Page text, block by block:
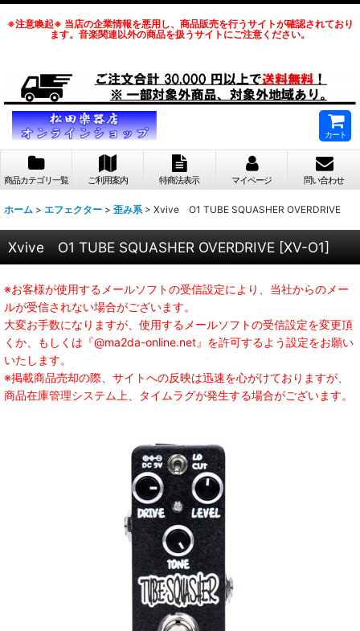
※注意喚起※ 当店の企業情報を悪用し、商品販売を行うサイトが確認されており
ます。音楽関連以外の商品を扱うサイトにご注意ください。
カート
商品カテゴリ一覧 ご利用案内 特商法表示 マイページ 問い合わせ
ホーム > エフェクター > 歪み系 > Xvive O1 TUBE SQUASHER OVERDRIVE
Xvive O1 TUBE SQUASHER OVERDRIVE [XV-O1]
※お客様が使用するメールソフトの受信設定により、当社からのメー
ルが受信されない場合がございます。
大変お手数になりますが、使用するメールソフトの受信設定を変更頂
くか、もしくは『@ma2da-online.net』を許可するよう設定をお願い
いたします。
※掲載商品売却の際、サイトへの反映は迅速を心がけておりますが、
商品在庫管理システム上、タイムラグが発生する場合がございます。